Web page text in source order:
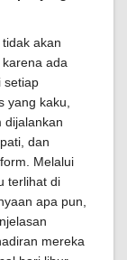
akan
ada
setiap
yang kaku,
dijalankan
dan
Melalui
terlihat di
apa pun,
mereka